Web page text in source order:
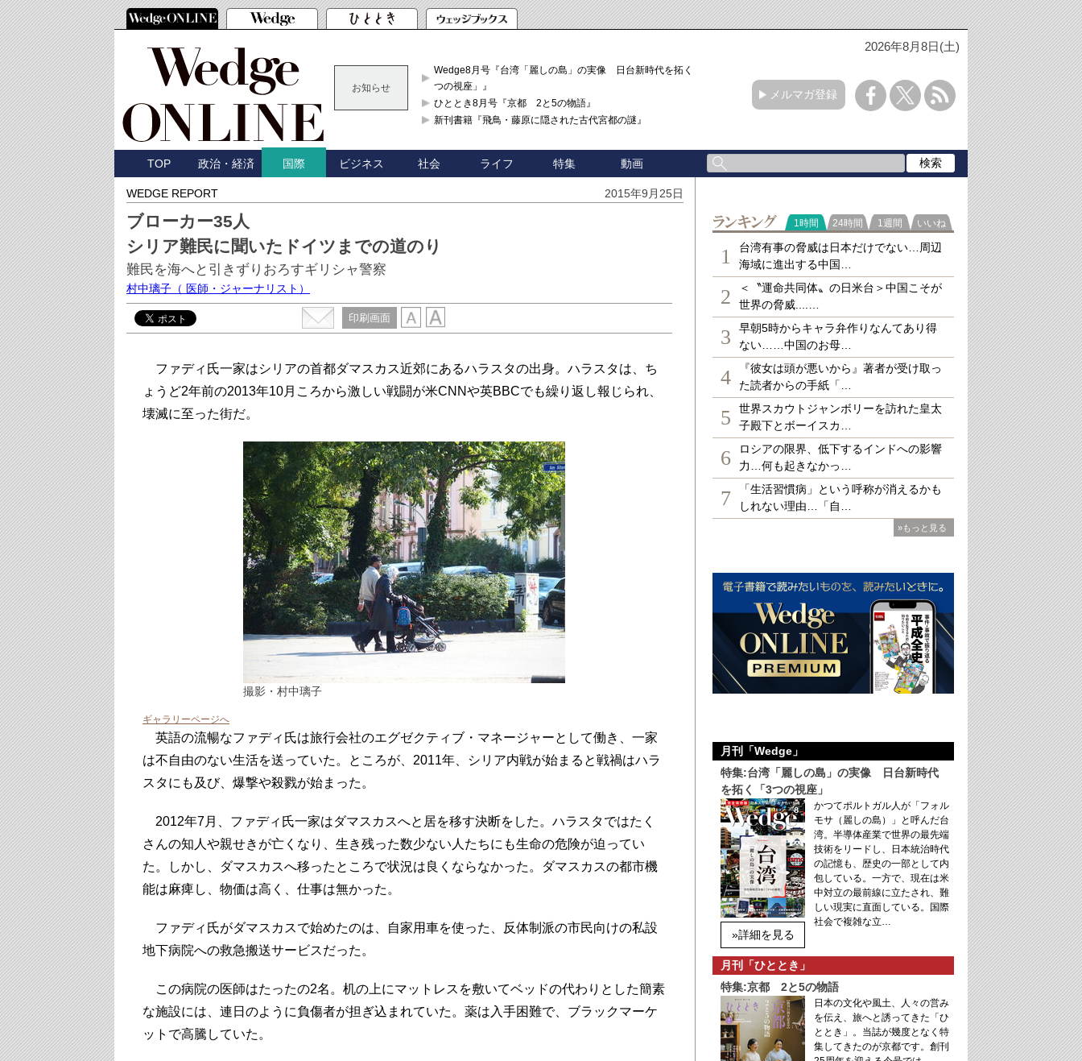
2026年8月8日(土)
お知らせ
Wedge8月号『台湾「麗しの島」の実像 日台新時代を拓く「3
つの視座」』
ひととき8月号『京都 2と5の物語』
新刊書籍『飛鳥・藤原に隠された古代宮都の謎』
メルマガ登録
TOP 政治・経済 国際 ビジネス 社会 ライフ 特集 動画
WEDGE REPORT 2015年9月25日
ブローカー35人
シリア難民に聞いたドイツまでの道のり
難民を海へと引きずりおろすギリシャ警察
村中璃子 （ 医師・ジャーナリスト）
印刷画面
ファディ氏一家はシリアの首都ダマスカス近郊にあるハラスタの出身。ハラスタは、ち
ょうど2年前の2013年10月ころから激しい戦闘が米CNNや英BBCでも繰り返し報じられ、
壊滅に至った街だ。
撮影・村中璃子
ギャラリーページへ
英語の流暢なファディ氏は旅行会社のエグゼクティブ・マネージャーとして働き、一家
は不自由のない生活を送っていた。ところが、2011年、シリア内戦が始まると戦禍はハラ
スタにも及び、爆撃や殺戮が始まった。
2012年7月、ファディ氏一家はダマスカスへと居を移す決断をした。ハラスタではたく
さんの知人や親せきが亡くなり、生き残った数少ない人たちにも生命の危険が迫ってい
た。しかし、ダマスカスへ移ったところで状況は良くならなかった。ダマスカスの都市機
能は麻痺し、物価は高く、仕事は無かった。
ファディ氏がダマスカスで始めたのは、自家用車を使った、反体制派の市民向けの私設
地下病院への救急搬送サービスだった。
この病院の医師はたったの2名。机の上にマットレスを敷いてベッドの代わりとした簡素
な施設には、連日のように負傷者が担ぎ込まれていた。薬は入手困難で、ブラックマーケ
ットで高騰していた。
ランキング
1時間 24時間 1週間 いいね
1
台湾有事の脅威は日本だけでない…周辺
海域に進出する中国…
2
＜〝運命共同体〟の日米台＞中国こそが
世界の脅威....…
3
早朝5時からキャラ弁作りなんてあり得
ない……中国のお母…
4
『彼女は頭が悪いから』著者が受け取っ
た読者からの手紙「…
5
世界スカウトジャンボリーを訪れた皇太
子殿下とボーイスカ…
6
ロシアの限界、低下するインドへの影響
力…何も起きなかっ…
7
「生活習慣病」という呼称が消えるかも
しれない理由…「自…
»もっと見る
月刊「Wedge」
特集:台湾「麗しの島」の実像 日台新時代
を拓く「3つの視座」
»詳細を見る
かつてポルトガル人が「フォル
モサ（麗しの島）」と呼んだ台
湾。半導体産業で世界の最先端
技術をリードし、日本統治時代
の記憶も、歴史の一部として内
包している。一方で、現在は米
中対立の最前線に立たされ、難
しい現実に直面している。国際
社会で複雑な立…
月刊「ひととき」
特集:京都 2と5の物語
日本の文化や風土、人々の営み
を伝え、旅へと誘ってきた「ひ
ととき」。当誌が幾度となく特
集してきたのが京都です。創刊